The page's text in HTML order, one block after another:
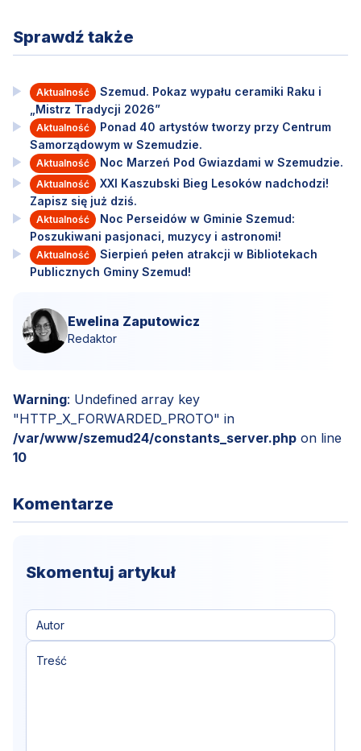
Sprawdź także
Aktualność
Szemud. Pokaz wypału ceramiki Raku i
„Mistrz Tradycji 2026”
Aktualność
Ponad 40 artystów tworzy przy Centrum
Samorządowym w Szemudzie.
Aktualność Noc Marzeń Pod Gwiazdami w Szemudzie.
Aktualność
XXI Kaszubski Bieg Lesoków nadchodzi!
Zapisz się już dziś.
Aktualność
Noc Perseidów w Gminie Szemud:
Poszukiwani pasjonaci, muzycy i astronomi!
Aktualność
Sierpień pełen atrakcji w Bibliotekach
Publicznych Gminy Szemud!
Ewelina Zaputowicz
Redaktor
Warning: Undefined array key
"HTTP_X_FORWARDED_PROTO" in
/var/www/szemud24/constants_server.php on line
10
Komentarze
Skomentuj artykuł